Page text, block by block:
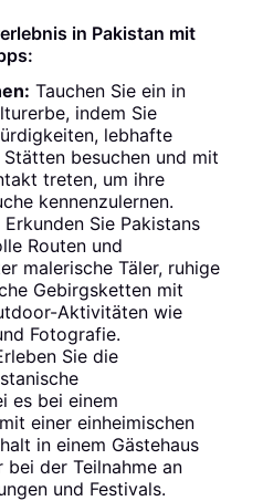
in Pakistan mit
Tauchen Sie ein in
indem Sie
lebhafte
besuchen und mit
treten, um ihre
kennenzulernen.
Erkunden Sie Pakistans
Routen und
malerische Täler, ruhige
Gebirgsketten mit
Aktivitäten wie
Fotografie.
Sie die
es bei einem
einer einheimischen
in einem Gästehaus
der Teilnahme an
und Festivals.